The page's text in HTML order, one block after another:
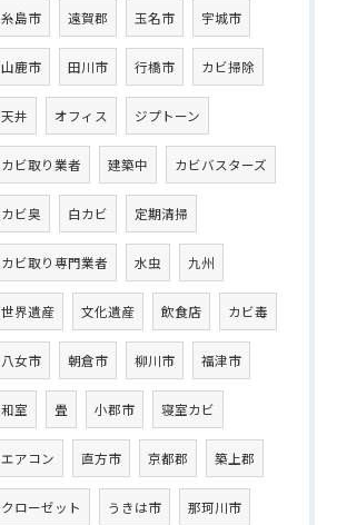
糸島市 遠賀郡 玉名市 宇城市
山鹿市 田川市 行橋市 カビ掃除
天井 オフィス ジプトーン
カビ取り業者 建築中 カビバスターズ
カビ臭 白カビ 定期清掃
カビ取り専門業者 水虫 九州
世界遺産 文化遺産 飲食店 カビ毒
八女市 朝倉市 柳川市 福津市
和室 畳 小郡市 寝室カビ
エアコン 直方市 京都郡 築上郡
クローゼット うきは市 那珂川市